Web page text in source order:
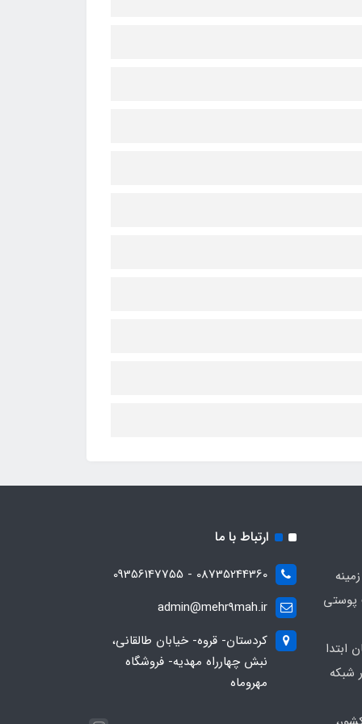
پوستی
ابتدا
شبکه
ارتباط با ما
08735244360 - 09356147755
admin@mehr9mah.ir
کردستان- قروه- خیابان طالقانی،
نبش چهارراه مهدیه- فروشگاه
مهروماه